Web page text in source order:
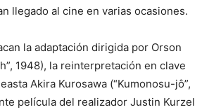
llegado al cine en varias ocasiones.
la adaptación dirigida por Orson
1948), la reinterpretación en clave
Akira Kurosawa (“Kumonosu-jô”,
película del realizador Justin Kurzel